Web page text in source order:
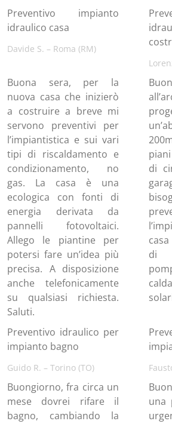
Preventivo impianto
idraulico casa
Davide S. – Roma (RM)
Buona sera, per la
nuova casa che inizierò
a costruire a breve mi
servono preventivi per
l’impiantistica e sui vari
tipi di riscaldamento e
condizionamento, no
gas. La casa è una
ecologica con fonti di
energia derivata da
pannelli fotovoltaici.
Allego le piantine per
potersi fare un’idea più
precisa. A disposizione
anche telefonicamente
su qualsiasi richiesta.
Saluti.
di
di
Preventivo idraulico per
impianto bagno
Guido R. – Torino (TO)
Buongiorno, fra circa un
mese dovrei rifare il
bagno, cambiando la
una